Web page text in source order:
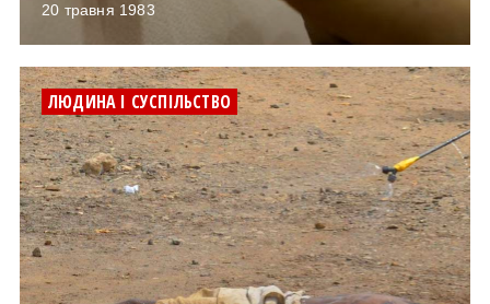
20 травня 1983
ЛЮДИНА І СУСПІЛЬСТВО